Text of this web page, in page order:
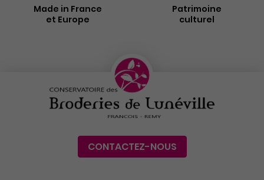
Made in France
et Europe
Patrimoine
culturel
CONTACTEZ-NOUS